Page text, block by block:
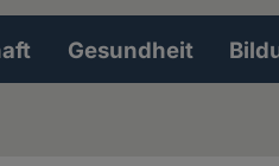
Gesundheit